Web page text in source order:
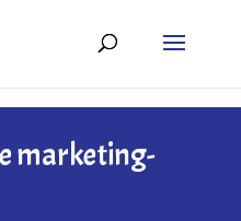
marketing-